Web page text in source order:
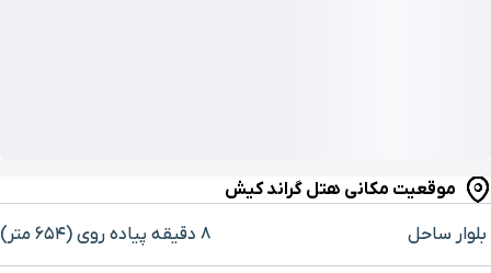
موقعیت مکانی هتل گراند کیش
بلوار ساحل ۸ دقیقه پیاده ‌روی (۶۵۴ متر)